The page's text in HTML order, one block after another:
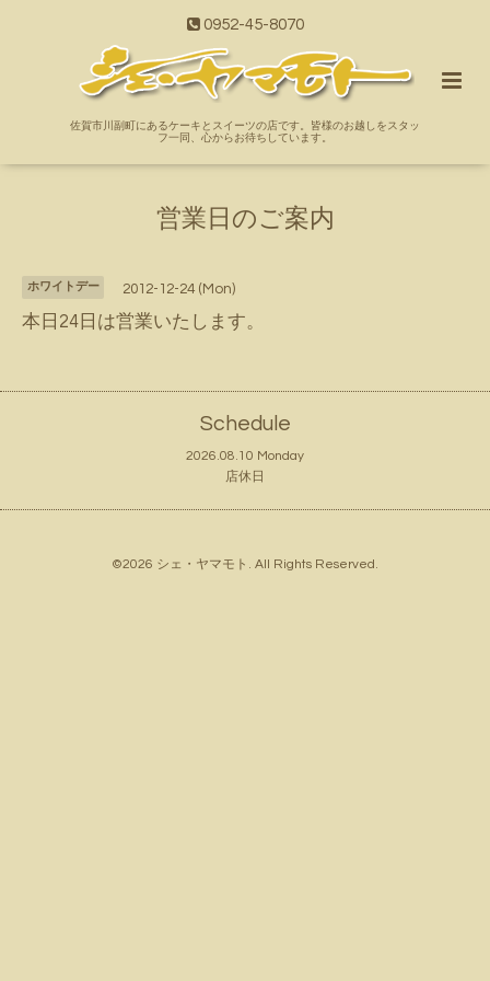
0952-45-8070
佐賀市川副町にあるケーキとスイーツの店です。皆様のお越しをスタッ
フ一同、心からお待ちしています。
営業日のご案内
ホワイトデー 2012-12-24 (Mon)
本日24日は営業いたします。
Schedule
2026.08.10 Monday
店休日
©2026 シェ・ヤマモト . All Rights Reserved.